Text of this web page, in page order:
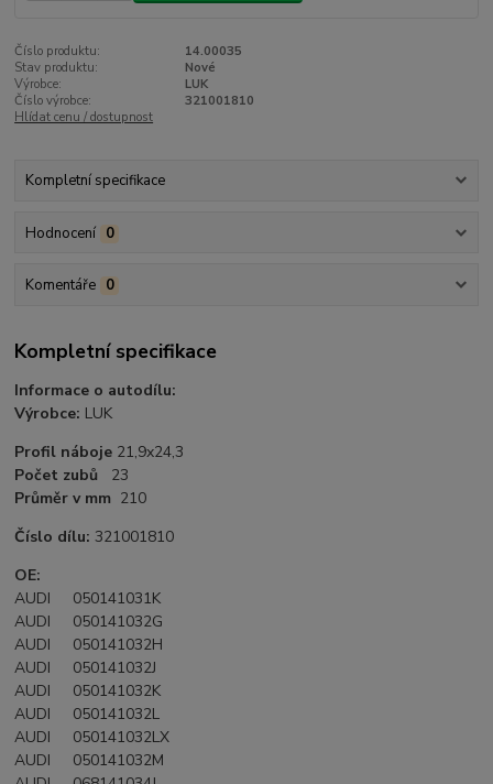
Číslo produktu:
14.00035
Stav produktu:
Nové
Výrobce:
LUK
Číslo výrobce:
321001810
Hlídat cenu / dostupnost
Kompletní specifikace
Hodnocení 0
Komentáře 0
Kompletní specifikace
Informace o autodílu:
Výrobce: LUK
Profil náboje 21,9x24,3
Počet zubů 23
Průměr v mm 210
Číslo dílu: 321001810
OE:
AUDI 050141031K
AUDI 050141032G
AUDI 050141032H
AUDI 050141032J
AUDI 050141032K
AUDI 050141032L
AUDI 050141032LX
AUDI 050141032M